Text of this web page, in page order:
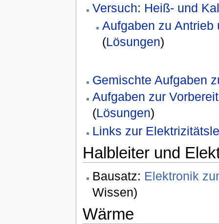
Versuch: Heiß- und
Aufgaben zu Antrieb
(Lösungen)
Gemischte Aufgaben
Aufgaben zur
(Lösungen)
Links zur
Halbleiter und
Bausatz: Elektronik
Wissen)
Wärme